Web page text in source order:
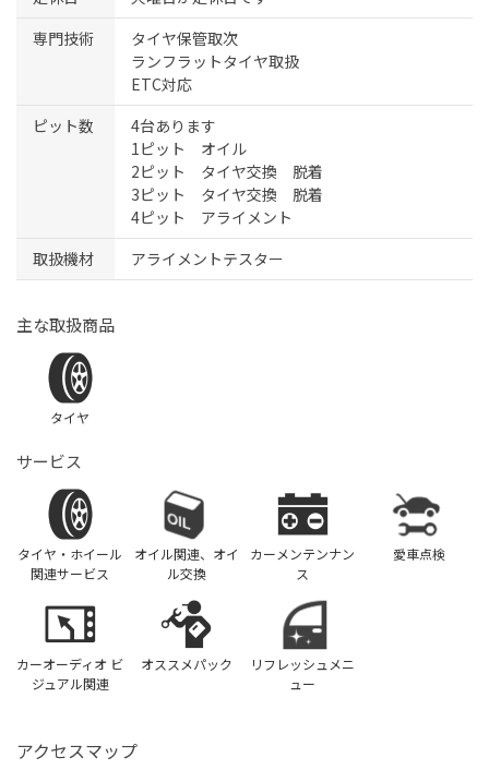
専門技術
タイヤ保管取次
ランフラットタイヤ取扱
ETC対応
ピット数
4台あります
1ピット オイル
2ピット タイヤ交換 脱着
3ピット タイヤ交換 脱着
4ピット アライメント
取扱機材
アライメントテスター
主な取扱商品
タイヤ
サービス
タイヤ・ホイール
関連サービス
オイル関連、オイ
ル交換
カーメンテンナン
ス
愛車点検
カーオーディオ ビ
ジュアル関連
オススメパック
リフレッシュメニ
ュー
アクセスマップ